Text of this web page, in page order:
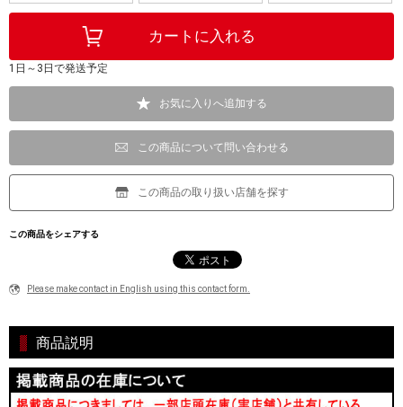
1日～3日で発送予定
お気に入りへ追加する
この商品について問い合わせる
この商品の取り扱い店舗を探す
この商品をシェアする
Please make contact in English using this contact form.
商品説明